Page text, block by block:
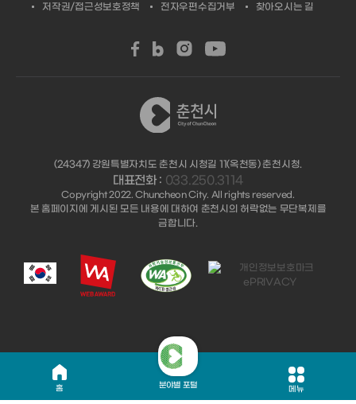
홈 분야별 포털 메뉴
저작권/접근성보호정책
전자우편수집거부 찾아오시는 길
(24347) 강원특별자치도 춘천시 시청길 11(옥천동) 춘천시청.
대표전화 : 033.250.3114
Copyright 2022. Chuncheon City. All rights reserved.
본 홈페이지에 게시된 모든 내용에 대하여 춘천시의 허락없는 무단복제를
금합니다.